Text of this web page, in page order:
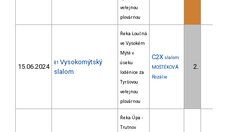
veřejnou
plovárnou
15.06.2024 81 Vysokomýtský
slalom
Řeka Loučná
ve Vysokém
Mýtě v
úseku
loděnice za
Tyršovou
veřejnou
plovárnou
C2X slalom
MOŠTĚKOVÁ
Rozálie
2.
Řeka Úpa -
Trutnov